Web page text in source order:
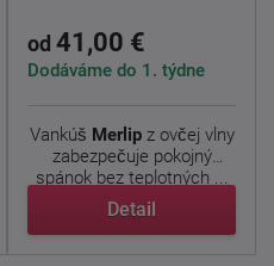
od 41,00 €
Dodáváme do 1. týdne
Vankúš Merlipz ovčej vlny
zabezpečuje pokojný
spánok bez teplotných ...
Detail